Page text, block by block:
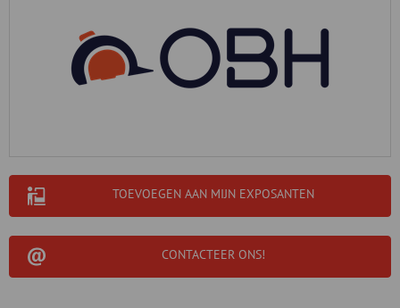
TOEVOEGEN AAN MIJN EXPOSANTEN
CONTACTEER ONS!